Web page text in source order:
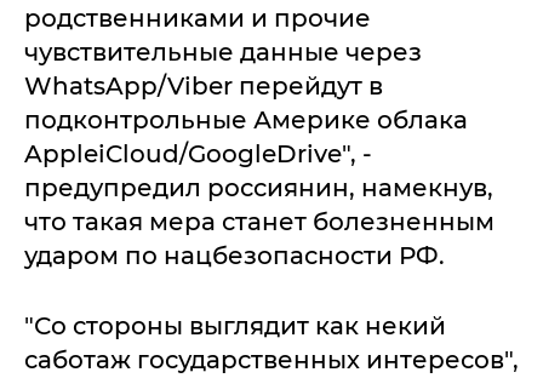
родственниками и прочие
чувствительные данные через
WhatsApp/Viber перейдут в
подконтрольные Америке облака
AppleiCloud/GoogleDrive", -
предупредил россиянин, намекнув,
что такая мера станет болезненным
ударом по нацбезопасности РФ.
"Со стороны выглядит как некий
саботаж государственных интересов",